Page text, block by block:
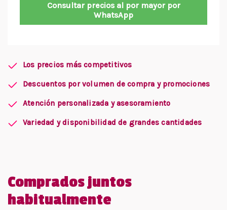
Consultar precios al por mayor por
WhatsApp
Los precios más competitivos
Descuentos por volumen de compra y promociones
Atención personalizada y asesoramiento
Variedad y disponibilidad de grandes cantidades
Comprados juntos
habitualmente